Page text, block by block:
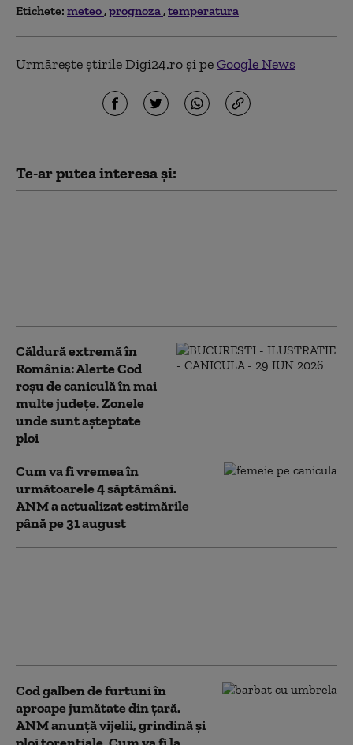
Etichete: meteo prognoza temperatura
Urmărește știrile Digi24.ro și peGoogle News
Te-ar putea interesa și:
Căldură extremă în
România: Alerte Cod
roşu de caniculă în mai
multe judeţe. Zonele
unde sunt așteptate
ploi
Cum va fi vremea în
următoarele 4 săptămâni.
ANM a actualizat estimările
până pe 31 august
Cod galben de furtuni în
aproape jumătate din ţară.
ANM anunță vijelii, grindină și